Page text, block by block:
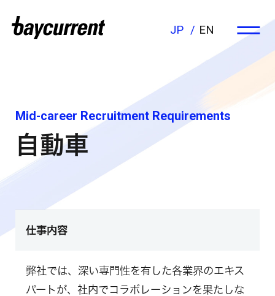
EN
JP
Mid-career Recruitment Requirements
自動車
仕事内容
弊社では、深い専門性を有した各業界のエキス
パートが、社内でコラボレーションを果たしな